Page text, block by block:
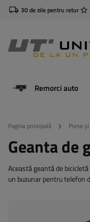
30 de zile pentru retur
Remorci auto
Pagina principală Piese
Geanta de
Această geantă de
un buzunar pentru telefon